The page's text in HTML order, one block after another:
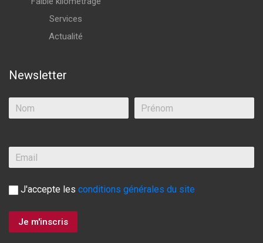
Services
Actualité
Newsletter
J'accepte les conditions générales du site